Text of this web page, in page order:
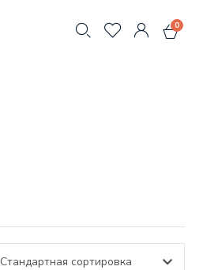
0
Стандартная сортировка